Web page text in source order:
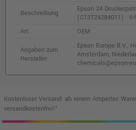
o. MwSt. 16,80 €
19,99 €
inkl. MwSt.
Epson 24XL
(C13T24344012) · Gelb
inkl. MwSt. zzgl. Versand
Epson 24XL
Beschreibung
Epson 24
(C13T24284011) · 6-
Art
OEM
Angaben zum
Hersteller
Epson Europe B.V.,
Amsterdam,
chemicals@epson-
Kostenloser Versand: ab einem Ampertec
versandkostenfrei!¹